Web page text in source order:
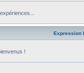
Expression
!